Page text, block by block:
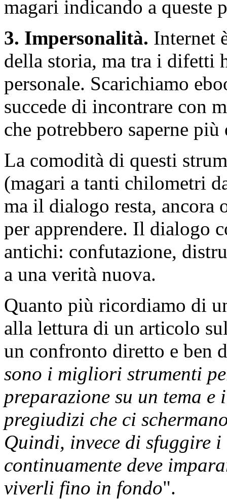
magari indicando a
3. Impersonalità. Internet
della storia, ma tra i difetti
personale. Scarichiamo
succede di incontrare con
che potrebbero saperne
La comodità di questi
(magari a tanti chilometri
ma il dialogo resta, ancora
per apprendere. Il dialogo
antichi: confutazione,
a una verità nuova.
Quanto più ricordiamo di
alla lettura di un articolo
un confronto diretto e ben
sono i migliori strumenti
preparazione su un tema
pregiudizi che ci
Quindi, invece di sfuggire
continuamente deve
viverli fino in fondo".